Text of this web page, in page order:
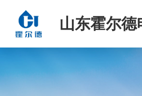
山东霍尔